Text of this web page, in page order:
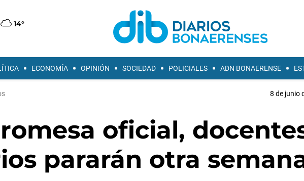
14°
ECONOMÍA OPINIÓN SOCIEDAD POLICIALES ADN BONAERENSE
8 de junio
oficial,
pararán otra